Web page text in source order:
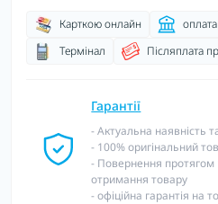
Карткою онлайн
Термінал
Післяплата
Гарантії
- Актуальна наявність
- 100% оригінальний
- Повернення протягом
отримання товару
- офіційна гарантія на